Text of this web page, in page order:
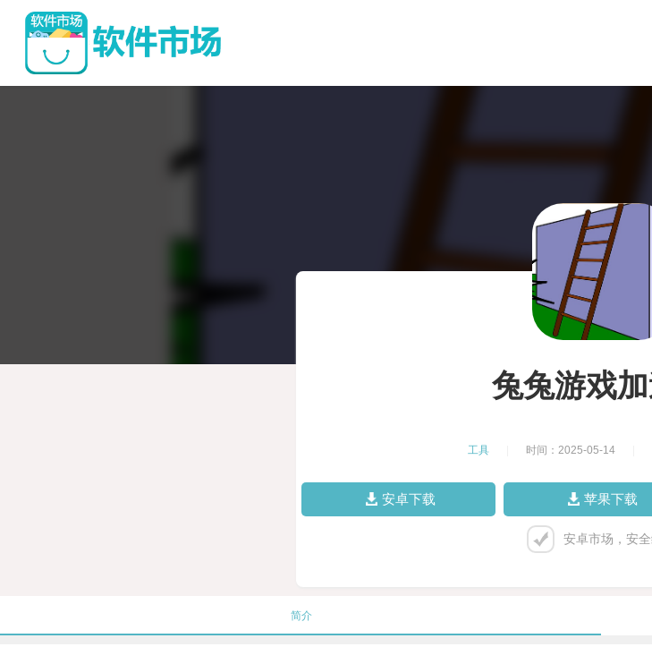
兔兔游戏
工具 时间：2025-05-14
安卓下载 苹果下载
安卓市场，安
简介